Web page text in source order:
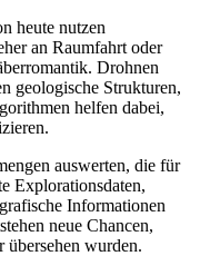
heute nutzen
an Raumfahrt oder
Drohnen
geologische Strukturen,
helfen dabei,
auswerten, die für
Explorationsdaten,
Informationen
neue Chancen,
wurden.